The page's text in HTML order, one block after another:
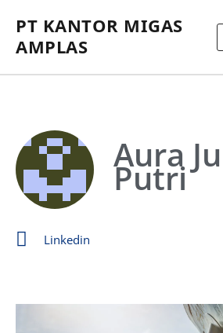
PT KANTOR MIGAS
AMPLAS
Aura
Putri
Linkedin